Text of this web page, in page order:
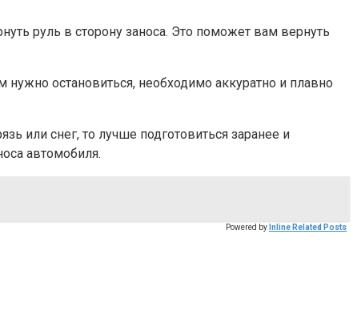
руль в сторону заноса. Это поможет вам вернуть
остановиться, необходимо аккуратно и плавно
или снег, то лучше подготовиться заранее и
автомобиля.
Powered by Inline Related Posts